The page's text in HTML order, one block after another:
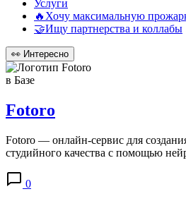
Услуги
🔥Хочу максимальную
🤝Ищу партнерства и коллабы
👀 Интересно
в Базе
Fotoro
Fotoro — онлайн-сервис для
студийного качества с помощью
0